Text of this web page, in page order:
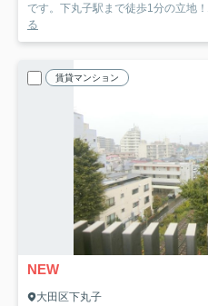
です。下丸子駅まで徒歩1分の立地
る
賃貸マンション
NEW
大田区下丸子